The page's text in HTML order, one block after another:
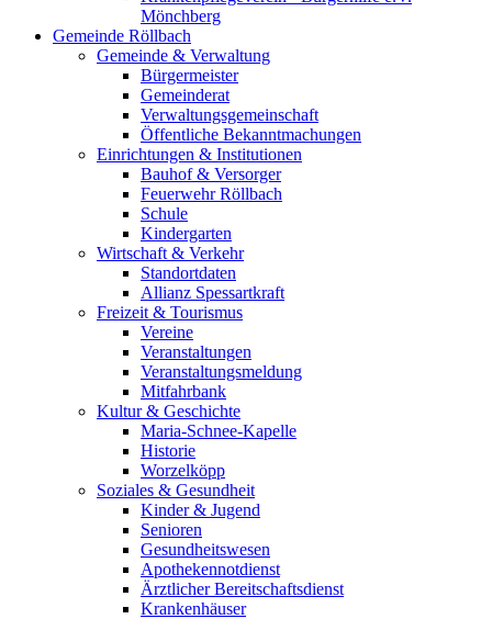
Mönchberg
Gemeinde Röllbach
Gemeinde & Verwaltung
Bürgermeister
Gemeinderat
Verwaltungsgemeinschaft
Öffentliche Bekanntmachungen
Einrichtungen & Institutionen
Bauhof & Versorger
Feuerwehr Röllbach
Schule
Kindergarten
Wirtschaft & Verkehr
Standortdaten
Allianz Spessartkraft
Freizeit & Tourismus
Vereine
Veranstaltungen
Veranstaltungsmeldung
Mitfahrbank
Kultur & Geschichte
Maria-Schnee-Kapelle
Historie
Worzelköpp
Soziales & Gesundheit
Kinder & Jugend
Senioren
Gesundheitswesen
Apothekennotdienst
Ärztlicher Bereitschaftsdienst
Krankenhäuser